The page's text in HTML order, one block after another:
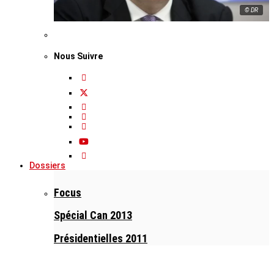
© DR
Nous Suivre
Dossiers
Focus
Spécial Can 2013
Présidentielles 2011